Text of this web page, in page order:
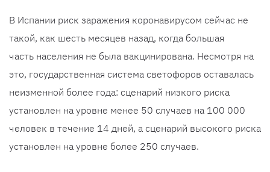
В Испании риск заражения коронавирусом сейчас не
такой, как шесть месяцев назад, когда большая
часть населения не была вакцинирована. Несмотря на
это, государственная система светофоров оставалась
неизменной более года: сценарий низкого риска
установлен на уровне менее 50 случаев на 100 000
человек в течение 14 дней, а сценарий высокого риска
установлен на уровне более 250 случаев.